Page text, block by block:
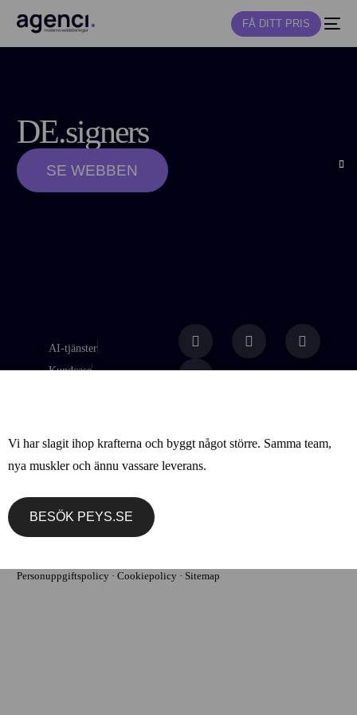
FÅ DITT PRIS
DE.signers
SE WEBBEN
AI-tjänster
Kundcase
© 2026 – Agenci Marknadsbyrå AB (Orgnr: 559329-5172)
Personuppgiftspolicy ·Cookiepolicy · Sitemap
Vi har slagit ihop krafterna och byggt något större. Samma team,
nya muskler och ännu vassare leverans.
BESÖK PEYS.SE